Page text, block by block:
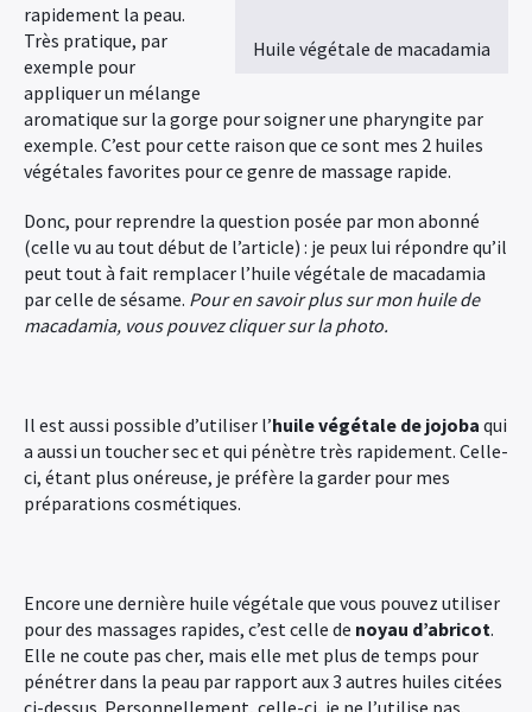
Huile végétale de macadamia
rapidement la peau.
Très pratique, par
exemple pour
appliquer un mélange
aromatique sur la gorge pour soigner une pharyngite par
exemple. C’est pour cette raison que ce sont mes 2 huiles
végétales favorites pour ce genre de massage rapide.
Donc, pour reprendre la question posée par mon abonné
(celle vu au tout début de l’article) : je peux lui répondre qu’il
peut tout à fait remplacer l’huile végétale de macadamia
par celle de sésame. Pour en savoir plus sur mon huile de
macadamia, vous pouvez cliquer sur la photo.
Il est aussi possible d’utiliser l’huile végétale de jojoba qui
a aussi un toucher sec et qui pénètre très rapidement. Celle-
ci, étant plus onéreuse, je préfère la garder pour mes
préparations cosmétiques.
Encore une dernière huile végétale que vous pouvez utiliser
pour des massages rapides, c’est celle de noyau d’abricot.
Elle ne coute pas cher, mais elle met plus de temps pour
pénétrer dans la peau par rapport aux 3 autres huiles citées
ci-dessus. Personnellement, celle-ci, je ne l’utilise pas.